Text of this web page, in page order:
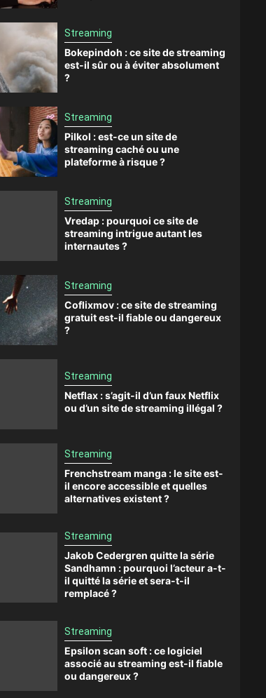
Streaming
Bokepindoh : ce site de streaming
est-il sûr ou à éviter absolument
?
Streaming
Pilkol : est-ce un site de
streaming caché ou une
plateforme à risque ?
Streaming
Vredap : pourquoi ce site de
streaming intrigue autant les
internautes ?
Streaming
Coflixmov : ce site de streaming
gratuit est-il fiable ou dangereux
?
Streaming
Netflax : s’agit-il d’un faux Netflix
ou d’un site de streaming illégal ?
Streaming
Frenchstream manga : le site est-
il encore accessible et quelles
alternatives existent ?
Streaming
Jakob Cedergren quitte la série
Sandhamn : pourquoi l’acteur a-t-
il quitté la série et sera-t-il
remplacé ?
Streaming
Epsilon scan soft : ce logiciel
associé au streaming est-il fiable
ou dangereux ?